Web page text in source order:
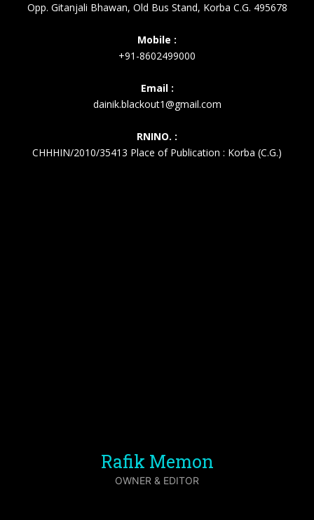
Opp. Gitanjali Bhawan, Old Bus Stand, Korba C.G. 495678
Mobile :
+91-8602499000
Email :
dainik.blackout1@gmail.com
RNINO. :
CHHHIN/2010/35413 Place of Publication : Korba (C.G.)
Rafik Memon
OWNER & EDITOR